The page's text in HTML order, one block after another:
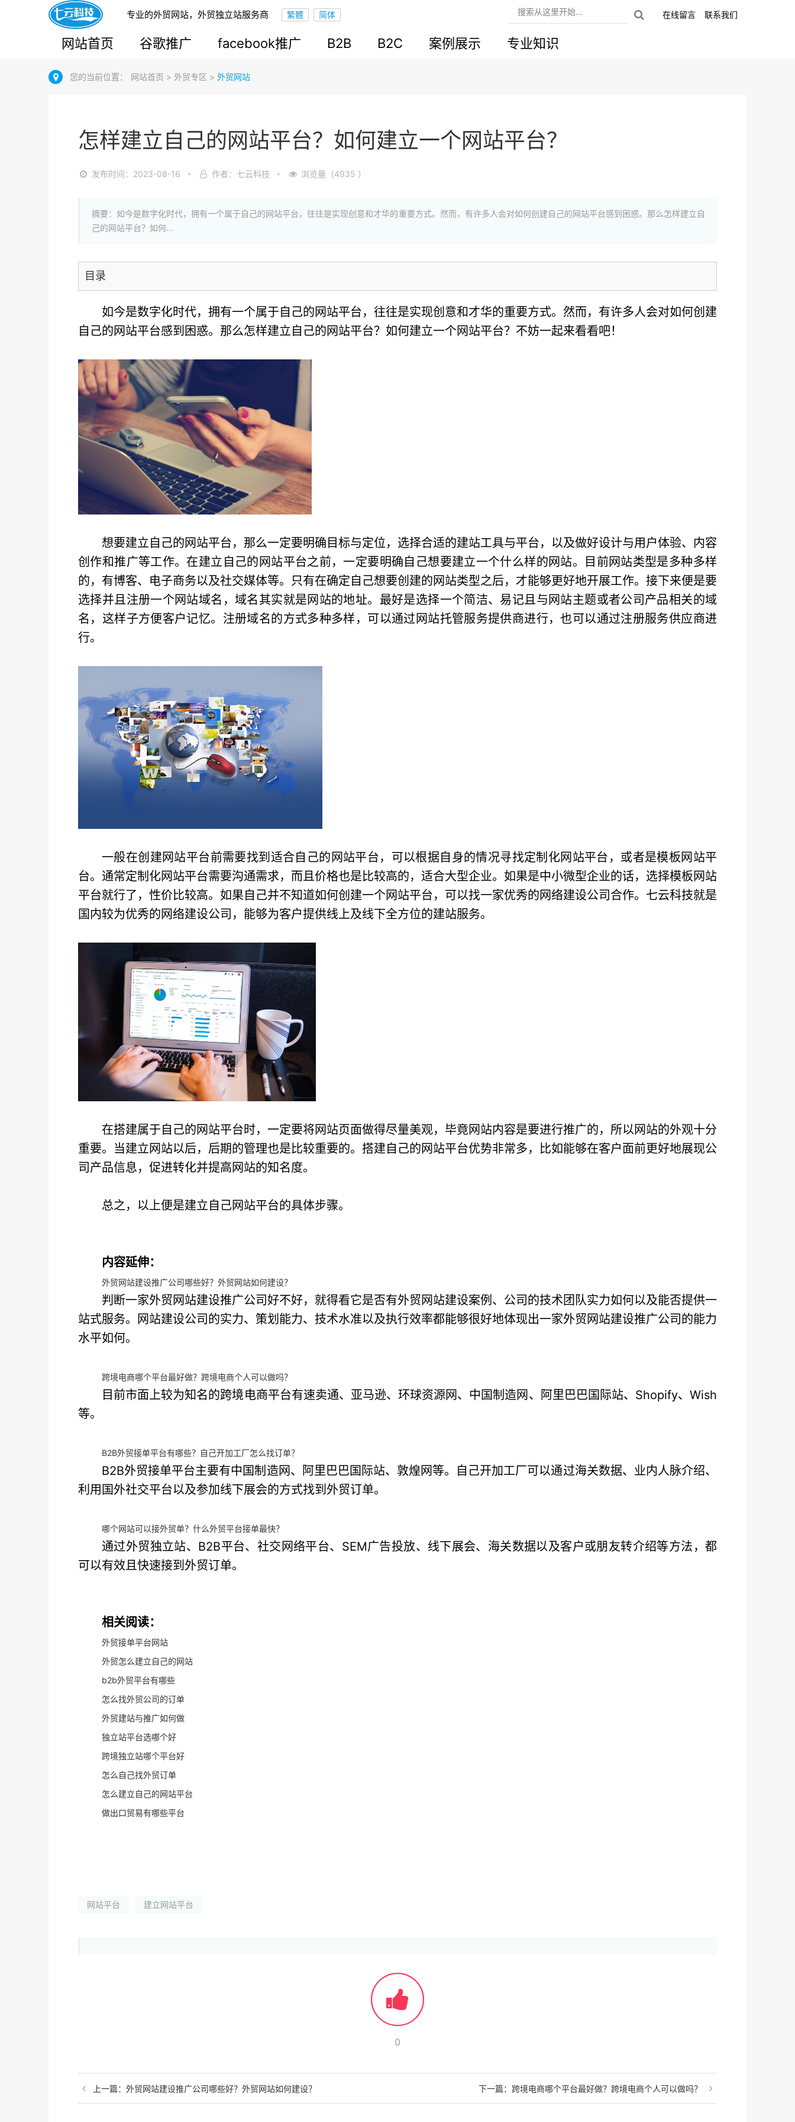
专业的外贸网站，外贸独立站服务商 在线留言 联系我们
网站首页 谷歌推广 facebook推广 B2B B2C 案例展示 专业知识
您的当前位置： 网站首页 > 外贸专区 > 外贸网站
怎样建立自己的网站平台？如何建立一个网站平台？
发布时间：2023-08-16 作者：七云科技 浏览量（4935 ）
摘要：如今是数字化时代，拥有一个属于自己的网站平台，往往是实现创意和才华的重要方式。然而，有许多人会对如何创建自己的网站平台感到困惑。那么怎样建立自
己的网站平台？如何...
目录
如今是数字化时代，拥有一个属于自己的网站平台，往往是实现创意和才华的重要方式。然而，有许多人会对如何创建
自己的网站平台感到困惑。那么怎样建立自己的网站平台？如何建立一个网站平台？不妨一起来看看吧！
想要建立自己的网站平台，那么一定要明确目标与定位，选择合适的建站工具与平台，以及做好设计与用户体验、内容
创作和推广等工作。在建立自己的网站平台之前，一定要明确自己想要建立一个什么样的网站。目前网站类型是多种多样
的，有博客、电子商务以及社交媒体等。只有在确定自己想要创建的网站类型之后，才能够更好地开展工作。接下来便是要
选择并且注册一个网站域名，域名其实就是网站的地址。最好是选择一个简洁、易记且与网站主题或者公司产品相关的域
名，这样子方便客户记忆。注册域名的方式多种多样，可以通过网站托管服务提供商进行，也可以通过注册服务供应商进
行。
一般在创建网站平台前需要找到适合自己的网站平台，可以根据自身的情况寻找定制化网站平台，或者是模板网站平
台。通常定制化网站平台需要沟通需求，而且价格也是比较高的，适合大型企业。如果是中小微型企业的话，选择模板网站
平台就行了，性价比较高。如果自己并不知道如何创建一个网站平台，可以找一家优秀的网络建设公司合作。七云科技就是
国内较为优秀的网络建设公司，能够为客户提供线上及线下全方位的建站服务。
在搭建属于自己的网站平台时，一定要将网站页面做得尽量美观，毕竟网站内容是要进行推广的，所以网站的外观十分
重要。当建立网站以后，后期的管理也是比较重要的。搭建自己的网站平台优势非常多，比如能够在客户面前更好地展现公
司产品信息，促进转化并提高网站的知名度。
总之，以上便是建立自己网站平台的具体步骤。
内容延伸：
外贸网站建设推广公司哪些好？外贸网站如何建设？
判断一家外贸网站建设推广公司好不好，就得看它是否有外贸网站建设案例、公司的技术团队实力如何以及能否提供一
站式服务。网站建设公司的实力、策划能力、技术水准以及执行效率都能够很好地体现出一家外贸网站建设推广公司的能力
水平如何。
跨境电商哪个平台最好做？跨境电商个人可以做吗？
目前市面上较为知名的跨境电商平台有速卖通、亚马逊、环球资源网、中国制造网、阿里巴巴国际站、Shopify、Wish
等。
B2B外贸接单平台有哪些？自己开加工厂怎么找订单？
B2B外贸接单平台主要有中国制造网、阿里巴巴国际站、敦煌网等。自己开加工厂可以通过海关数据、业内人脉介绍、
利用国外社交平台以及参加线下展会的方式找到外贸订单。
哪个网站可以接外贸单？什么外贸平台接单最快？
通过外贸独立站、B2B平台、社交网络平台、SEM广告投放、线下展会、海关数据以及客户或朋友转介绍等方法，都
可以有效且快速接到外贸订单。
相关阅读：
外贸接单平台网站
外贸怎么建立自己的网站
b2b外贸平台有哪些
怎么找外贸公司的订单
外贸建站与推广如何做
独立站平台选哪个好
跨境独立站哪个平台好
怎么自己找外贸订单
怎么建立自己的网站平台
做出口贸易有哪些平台
网站平台 建立网站平台
0
上一篇：外贸网站建设推广公司哪些好？外贸网站如何建设？ 下一篇：跨境电商哪个平台最好做？跨境电商个人可以做吗？